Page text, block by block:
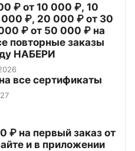
₽ от 10 000 ₽, 10
000 ₽, 20 000 ₽ от 30
₽ от 50 000 ₽ на
повторные заказы
НАБЕРИ
все сертификаты
₽ на первый заказ от
и в приложении